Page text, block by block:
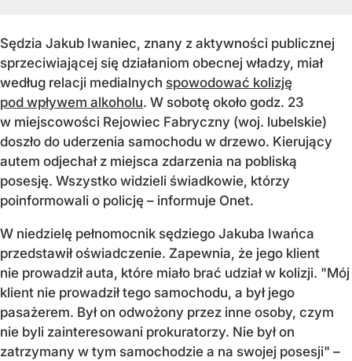
Sędzia Jakub Iwaniec, znany z aktywności publicznej
sprzeciwiającej się działaniom obecnej władzy, miał
według relacji medialnych spowodować kolizję
pod wpływem alkoholu. W sobotę około godz. 23
w miejscowości Rejowiec Fabryczny (woj. lubelskie)
doszło do uderzenia samochodu w drzewo. Kierujący
autem odjechał z miejsca zdarzenia na pobliską
posesję. Wszystko widzieli świadkowie, którzy
poinformowali o policję – informuje Onet.
W niedzielę pełnomocnik sędziego Jakuba Iwańca
przedstawił oświadczenie. Zapewnia, że jego klient
nie prowadził auta, które miało brać udział w kolizji. "Mój
klient nie prowadził tego samochodu, a był jego
pasażerem. Był on odwożony przez inne osoby, czym
nie byli zainteresowani prokuratorzy. Nie był on
zatrzymany w tym samochodzie a na swojej posesji" –